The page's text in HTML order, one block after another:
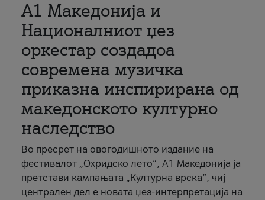
А1 Македонија и
Националниот џез
оркестар создадоа
современа музичка
приказна инспирирана од
македонското културно
наследство
Во пресрет на овогодишното издание на
фестивалот „Охридско лето“, А1 Македонија ја
претстави кампањата „Културна врска“, чиј
централен дел е новата џез-интерпретација на